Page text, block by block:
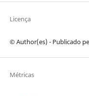
Licença
© Author(es) - Publicado
Métricas